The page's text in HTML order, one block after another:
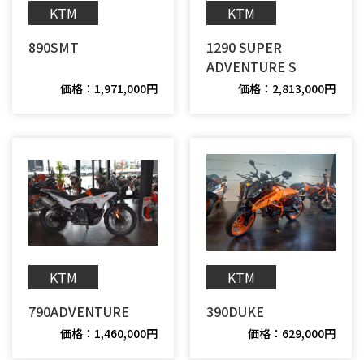
KTM
890SMT
価格：1,971,000円
KTM
1290 SUPER
ADVENTURE S
価格：2,813,000円
KTM
790ADVENTURE
価格：1,460,000円
KTM
390DUKE
価格：629,000円